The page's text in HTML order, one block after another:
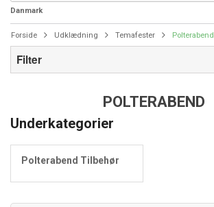
Danmark
Forside Udklædning Temafester Polterabend
Filter
POLTERABEND
Underkategorier
Polterabend Tilbehør